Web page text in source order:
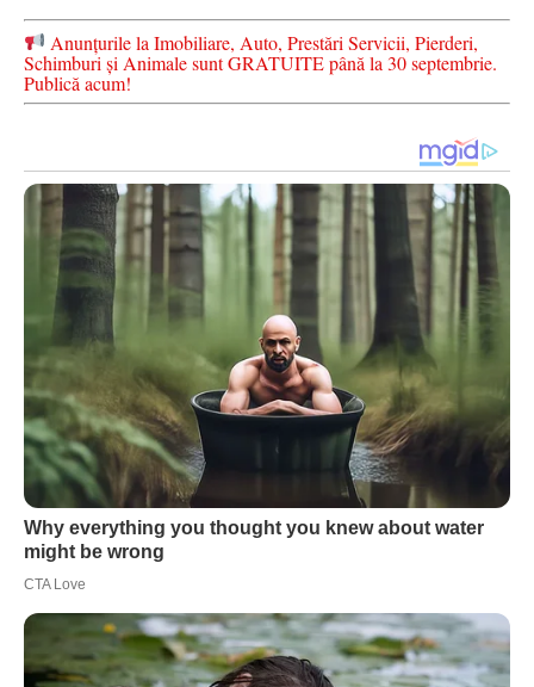
Anunțurile la Imobiliare, Auto, Prestări Servicii, Pierderi,
Schimburi și Animale sunt GRATUITE până la 30 septembrie.
Publică acum!